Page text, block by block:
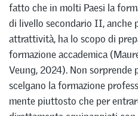
fatto che in molti Paesi la
di livello secondario II, anche
attrattività, ha lo scopo di
formazione accademica
Veung, 2024). Non
scelgano la formazione
mente piuttosto che per